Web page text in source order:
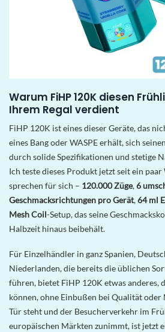
Warum FiHP 120K diesen
Ihrem Regal verdient
FiHP 120K ist eines dieser Geräte, das
eines Bang oder WASPE erhält, sich
durch solide Spezifikationen und stetige
Ich teste dieses Produkt jetzt seit ein
sprechen für sich – 120.000 Züge,6
Geschmacksrichtungen pro Gerät,64 ml
Mesh Coil-Setup, das seine
Halbzeit hinaus beibehält.
Für Einzelhändler in ganz Spanien,
Niederlanden, die bereits die üblichen
führen, bietet FiHP 120K etwas anderes,
können, ohne Einbußen bei Qualität
Tür steht und der Besucherverkehr im
europäischen Märkten zunimmt, ist jetzt